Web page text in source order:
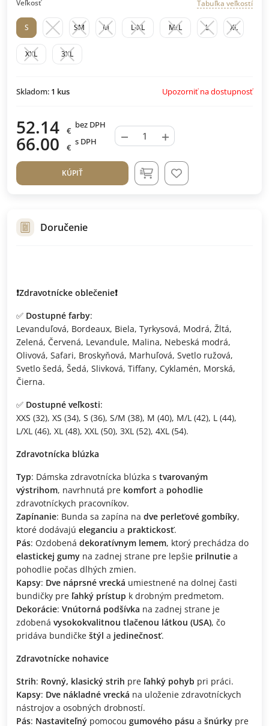
Veľkosť Tabuľka veľkostí
S SM M L-XL M/L L XL
XXL 3XL
Skladom: 1 kus Upozorniť na dostupnosť
52.14 €
bez DPH
66.00 €
s DPH − +
KÚPIŤ
Doručenie
❗️Zdravotnícke oblečenie❗️
✅ Dostupné farby:
Levanduľová, Bordeaux, Biela, Tyrkysová, Modrá, Žltá,
Zelená, Červená, Levandule, Malina, Nebeská modrá,
Olivová, Safari, Broskyňová, Marhuľová, Svetlo ružová,
Svetlo šedá, Šedá, Slivková, Tiffany, Cyklamén, Morská,
Čierna.
✅ Dostupné veľkosti:
XXS (32), XS (34), S (36), S/M (38), M (40), M/L (42), L (44),
L/XL (46), XL (48), XXL (50), 3XL (52), 4XL (54).
Zdravotnícka blúzka
Typ: Dámska zdravotnícka blúzka s tvarovaným
výstrihom, navrhnutá pre komfort a pohodlie
zdravotníckych pracovníkov.
Zapínanie: Bunda sa zapína na dve perleťové gombíky,
ktoré dodávajú eleganciu a praktickosť.
Pás: Ozdobená dekoratívnym lemem, ktorý prechádza do
elastickej gumy na zadnej strane pre lepšie prilnutie a
pohodlie počas dlhých zmien.
Kapsy: Dve náprsné vrecká umiestnené na dolnej časti
bundičky pre ľahký prístup k drobným predmetom.
Dekorácie: Vnútorná podšívka na zadnej strane je
zdobená vysokokvalitnou tlačenou látkou (USA), čo
pridáva bundičke štýl a jedinečnosť.
Zdravotnícke nohavice
Strih: Rovný, klasický strih pre ľahký pohyb pri práci.
Kapsy: Dve nákladné vrecká na uloženie zdravotníckych
nástrojov a osobných drobností.
Pás: Nastaviteľný pomocou gumového pásu a šnúrky pre